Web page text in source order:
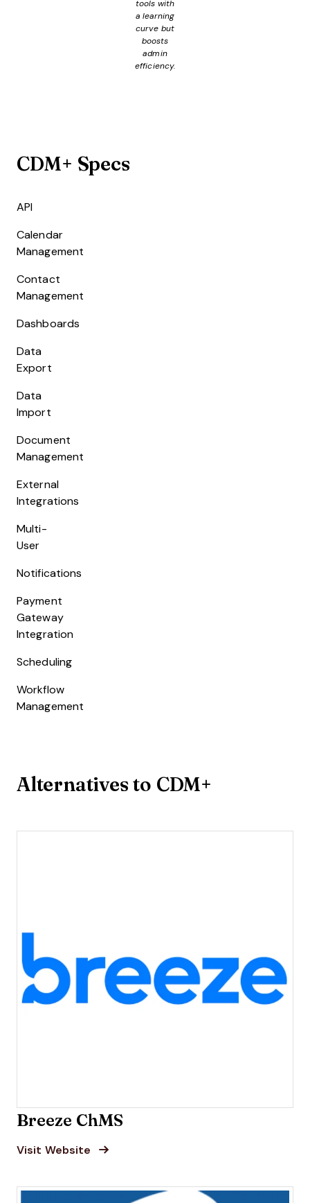
tools with
a learning
curve but
boosts
admin
efficiency.
CDM+ Specs
API
Calendar
Management
Contact
Management
Dashboards
Data
Export
Data
Import
Document
Management
External
Integrations
Multi-
User
Notifications
Payment
Gateway
Integration
Scheduling
Workflow
Management
Alternatives to CDM+
Breeze ChMS
Visit Website Opens New Window